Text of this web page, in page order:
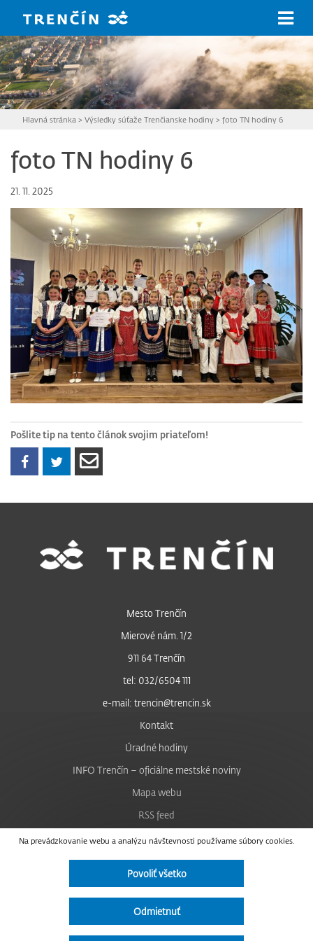
Hlavná stránka > Výsledky súťaže Trenčianske hodiny> foto TN hodiny 6
foto TN hodiny 6
21. 11. 2025
Pošlite tip na tento článok svojim priateľom!
Na prevádzkovanie webu a analýzu návštevnosti používame súbory cookies.
Povoliť všetko
Odmietnuť
Mesto Trenčín
Mierové nám. 1/2
911 64 Trenčín
tel: 032/6504 111
e-mail: trencin@trencin.sk
Kontakt
Úradné hodiny
INFO Trenčín – oficiálne mestské noviny
Mapa webu
RSS feed
Nastavenie cookies
Facebook
Instagram
Vyhlásenie o prístupnosti